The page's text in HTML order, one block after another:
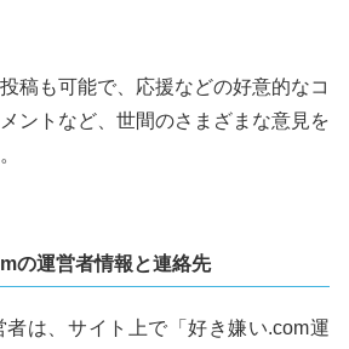
稿も可能で、応援などの好意的なコ
ントなど、世間のさまざまな意見を
の運営者情報と連絡先
者は、サイト上で「好き嫌い.com運